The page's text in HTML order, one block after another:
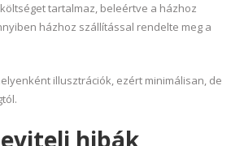
tartalmaz, beleértve a házhoz
házhoz szállítással rendelte meg a
illusztrációk, ezért minimálisan, de
hibák